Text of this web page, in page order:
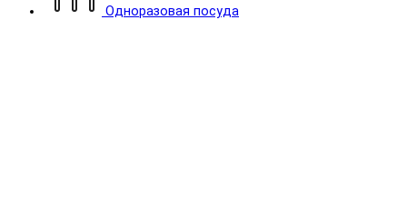
Одноразовая посуда